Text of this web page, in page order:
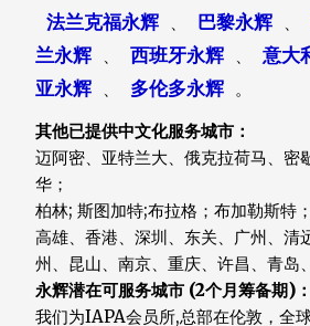
法兰克福永辉 巴黎永辉
兰永辉
西班牙永辉 意大
亚永辉
多伦多永辉
。
其他已提供中文化服务城市：
迈阿密、亚特兰大、俄克拉荷马、密
华；
柏林; 斯图加特;布拉格；布加勒斯特
高雄、香港、深圳、东关、广州、清
州、昆山、南京、重庆、许昌、青岛
永辉潜在可服务城市 (2个月筹备期)：
我们为IAPA会员所,总部在伦敦，全